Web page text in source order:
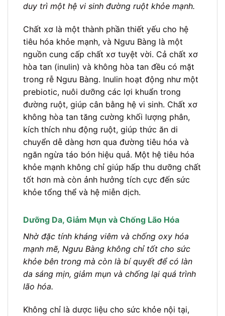
duy trì một hệ vi sinh đường ruột khỏe mạnh.
Chất xơ là một thành phần thiết yếu cho hệ
tiêu hóa khỏe mạnh, và Ngưu Bàng là một
nguồn cung cấp chất xơ tuyệt vời. Cả chất xơ
hòa tan (inulin) và không hòa tan đều có mặt
trong rễ Ngưu Bàng. Inulin hoạt động như một
prebiotic, nuôi dưỡng các lợi khuẩn trong
đường ruột, giúp cân bằng hệ vi sinh. Chất xơ
không hòa tan tăng cường khối lượng phân,
kích thích nhu động ruột, giúp thức ăn di
chuyển dễ dàng hơn qua đường tiêu hóa và
ngăn ngừa táo bón hiệu quả. Một hệ tiêu hóa
khỏe mạnh không chỉ giúp hấp thu dưỡng chất
tốt hơn mà còn ảnh hưởng tích cực đến sức
khỏe tổng thể và hệ miễn dịch.
Dưỡng Da, Giảm Mụn và Chống Lão Hóa
Nhờ đặc tính kháng viêm và chống oxy hóa
mạnh mẽ, Ngưu Bàng không chỉ tốt cho sức
khỏe bên trong mà còn là bí quyết để có làn
da sáng mịn, giảm mụn và chống lại quá trình
lão hóa.
Không chỉ là dược liệu cho sức khỏe nội tại,